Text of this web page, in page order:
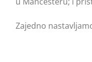
Zajedno